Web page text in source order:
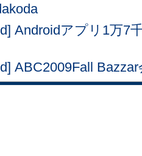
Androidアプリ1万7
ABC2009Fall